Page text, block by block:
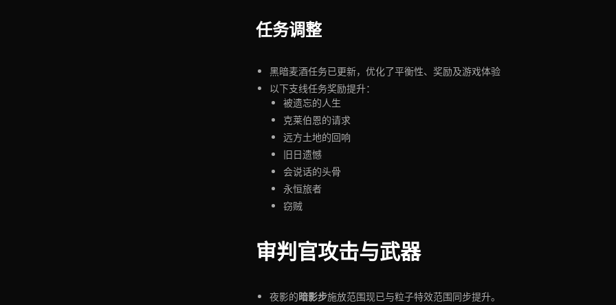
任务调整
黑暗麦酒任务已更新，优化了平衡性、奖励及游戏体验
以下支线任务奖励提升：
被遗忘的人生
克莱伯恩的请求
远方土地的回响
旧日遗憾
会说话的头骨
永恒旅者
窃贼
审判官攻击与武器
夜影的暗影步施放范围现已与粒子特效范围同步提升。